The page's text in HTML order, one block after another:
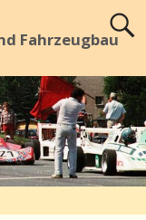
Fahrzeugbau